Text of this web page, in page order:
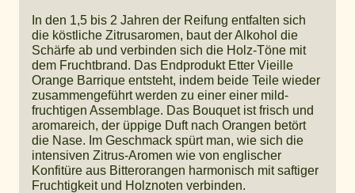
In den 1,5 bis 2 Jahren der Reifung entfalten sich
die köstliche Zitrusaromen, baut der Alkohol die
Schärfe ab und verbinden sich die Holz-Töne mit
dem Fruchtbrand. Das Endprodukt Etter Vieille
Orange Barrique entsteht, indem beide Teile wieder
zusammengeführt werden zu einer einer mild-
fruchtigen Assemblage. Das Bouquet ist frisch und
aromareich, der üppige Duft nach Orangen betört
die Nase. Im Geschmack spürt man, wie sich die
intensiven Zitrus-Aromen wie von englischer
Konfitüre aus Bitterorangen harmonisch mit saftiger
Fruchtigkeit und Holznoten verbinden.